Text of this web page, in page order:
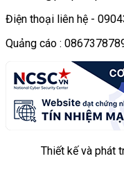
Điện thoại liên hệ -
Quảng cáo :
Thiết kế và phát